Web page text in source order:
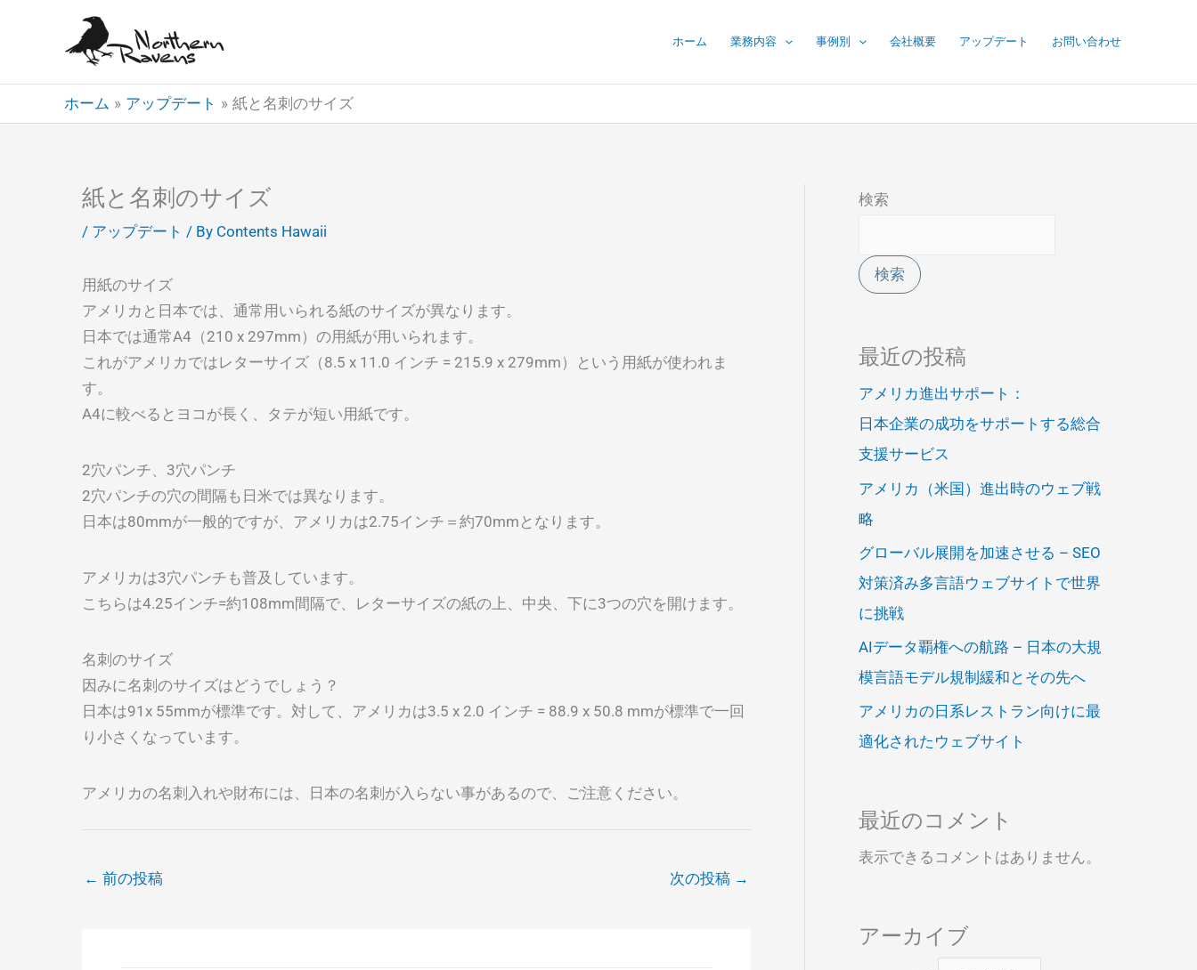
ス
ホーム 業務内容 事例別 会社概要 アップデート お問い合わせ
ホーム アップデート 紙と名刺のサイズ
紙と名刺のサイズ
/ アップデート / By Contents Hawaii
用紙のサイズ
アメリカと日本では、通常用いられる紙のサイズが異なります。
日本では通常A4（210 x 297mm）の用紙が用いられます。
これがアメリカではレターサイズ（8.5 x 11.0 インチ = 215.9 x 279mm）という用紙が使われま
す。
A4に較べるとヨコが長く、タテが短い用紙です。
2穴パンチ、3穴パンチ
2穴パンチの穴の間隔も日米では異なります。
日本は80mmが一般的ですが、アメリカは2.75インチ＝約70mmとなります。
アメリカは3穴パンチも普及しています。
こちらは4.25インチ=約108mm間隔で、レターサイズの紙の上、中央、下に3つの穴を開けます。
名刺のサイズ
因みに名刺のサイズはどうでしょう？
日本は91x 55mmが標準です。対して、アメリカは3.5 x 2.0 インチ = 88.9 x 50.8 mmが標準で一回
り小さくなっています。
アメリカの名刺入れや財布には、日本の名刺が入らない事があるので、ご注意ください。
← 前の投稿 次の投稿 →
検索
検索
最近の投稿
アメリカ進出サポート：
日本企業の成功をサポートする総合
支援サービス
アメリカ（米国）進出時のウェブ戦
略
グローバル展開を加速させる – SEO
対策済み多言語ウェブサイトで世界
に挑戦
AIデータ覇権への航路 – 日本の大規
模言語モデル規制緩和とその先へ
アメリカの日系レストラン向けに最
適化されたウェブサイト
最近のコメント
表示できるコメントはありません。
アーカイブ